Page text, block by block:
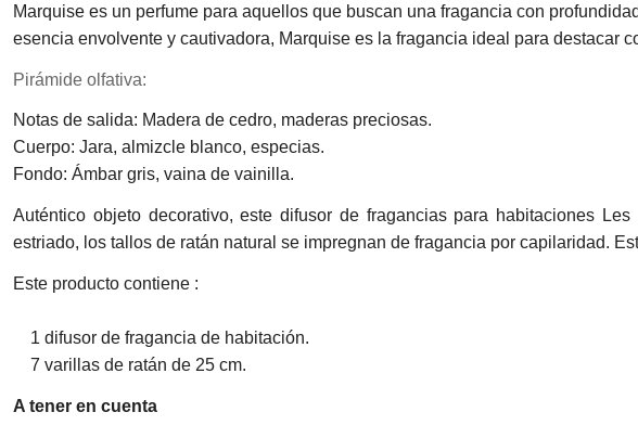
Marquise es un perfume para aquellos que buscan una fragancia con
esencia envolvente y cautivadora, Marquise es la fragancia ideal para destacar
Pirámide olfativa:
Notas de salida: Madera de cedro, maderas preciosas.
Cuerpo: Jara, almizcle blanco, especias.
Fondo: Ámbar gris, vaina de vainilla.
Auténtico objeto decorativo, este difusor de fragancias para habitaciones
estriado, los tallos de ratán natural se impregnan de fragancia por capilaridad.
Este producto contiene :
1 difusor de fragancia de habitación.
7 varillas de ratán de 25 cm.
A tener en cuenta